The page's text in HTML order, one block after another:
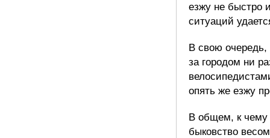
езжу не быстро
ситуаций
В свою
за городом ни
опять же езжу
В общем, к чему
быковство